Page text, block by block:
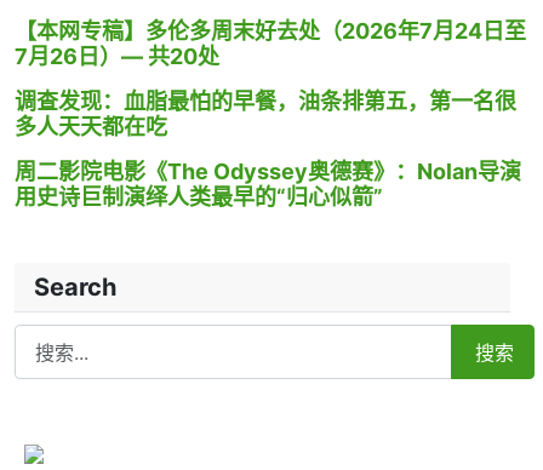
【本网专稿】多伦多周末好去处（2026年7月24日至
7月26日）— 共20处
调查发现：血脂最怕的早餐，油条排第五，第一名很
多人天天都在吃
周二影院电影《The Odyssey奥德赛》：Nolan导演
用史诗巨制演绎人类最早的“归心似箭”
Search
Search
搜索